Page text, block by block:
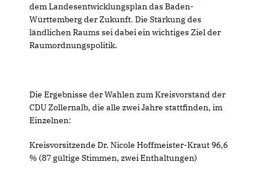
dem Landesentwicklungsplan das Baden-
Württemberg der Zukunft. Die Stärkung des
ländlichen Raums sei dabei ein wichtiges Ziel der
Raumordnungspolitik.
Die Ergebnisse der Wahlen zum Kreisvorstand der
CDU Zollernalb, die alle zwei Jahre stattfinden, im
Einzelnen:
Kreisvorsitzende Dr. Nicole Hoffmeister-Kraut 96,6
% (87 gültige Stimmen, zwei Enthaltungen)